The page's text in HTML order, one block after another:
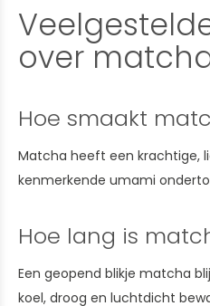
over
Hoe smaakt
Matcha heeft een krachtige,
kenmerkende umami
Hoe lang is
Een geopend blikje matcha
koel, droog en luchtdicht